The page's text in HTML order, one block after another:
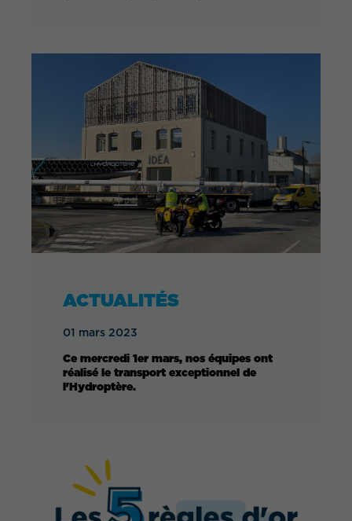
ACTUALITÉS
01 mars 2023
Ce mercredi 1er mars, nos équipes ont
réalisé le transport exceptionnel de
l'Hydroptère.